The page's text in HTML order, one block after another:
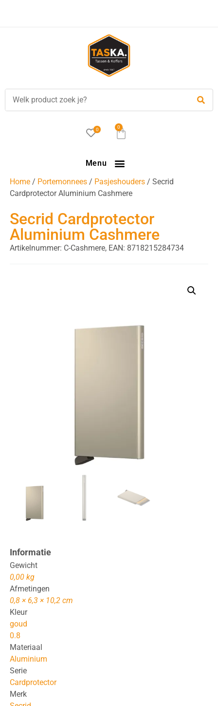
besteld, is vandaag verzonden!
0 0
Menu
Home / Portemonnees / Pasjeshouders / Secrid
Cardprotector Aluminium Cashmere
Secrid Cardprotector
Aluminium Cashmere
Artikelnummer: C-Cashmere, EAN: 8718215284734
Informatie
Gewicht
0,00 kg
Afmetingen
0,8 × 6,3 × 10,2 cm
Kleur
goud
0.8
Materiaal
Aluminium
Serie
Cardprotector
Merk